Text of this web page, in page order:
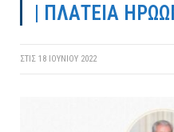
| ΠΛΑΤΕΙΑ
ΣΤΙΣ 18 ΙΟΥΝΊΟΥ 2022